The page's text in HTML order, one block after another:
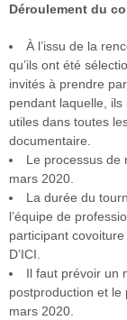
Déroulement du
À l’issu de la
qu’ils ont été
invités à prendre
pendant laquelle,
utiles dans toutes
documentaire.
Le processus de
mars 2020.
La durée du
l’équipe de
participant
D’ICI.
Il faut prévoir un
postproduction et le
mars 2020.